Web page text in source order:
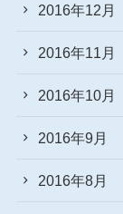
2016年12月
2016年11月
2016年10月
2016年9月
2016年8月